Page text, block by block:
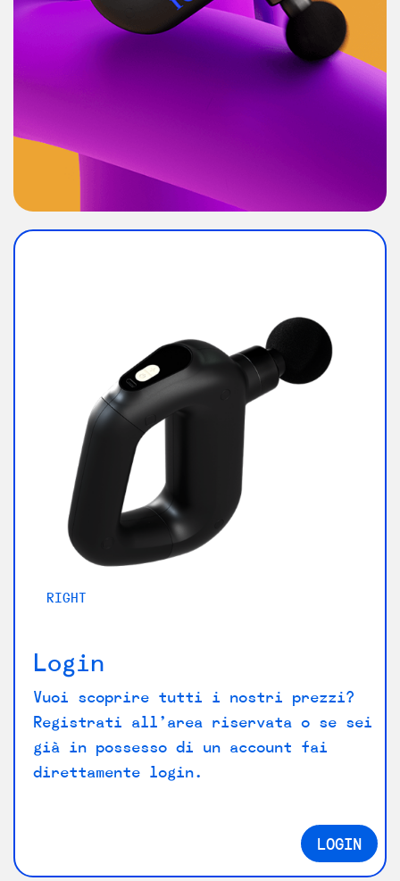
RIGHT
Login
Vuoi scoprire tutti i nostri prezzi?
Registrati all’area riservata o se sei
già in possesso di un account fai
direttamente login.
LOGIN